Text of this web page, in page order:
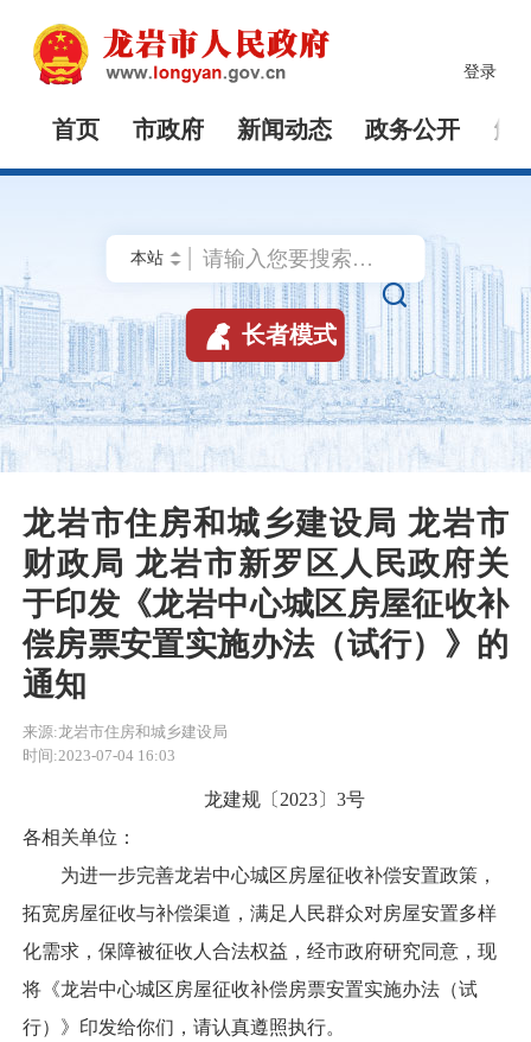
登录
首页 市政府 新闻动态 政务公开 解

 长者模式
龙岩市住房和城乡建设局 龙岩市
财政局 龙岩市新罗区人民政府关
于印发《龙岩中心城区房屋征收补
偿房票安置实施办法（试行）》的
通知
来源:龙岩市住房和城乡建设局
时间:2023-07-04 16:03
龙建规〔2023〕3号
各相关单位：
为进一步完善龙岩中心城区房屋征收补偿安置政策，
拓宽房屋征收与补偿渠道，满足人民群众对房屋安置多样
化需求，保障被征收人合法权益，经市政府研究同意，现
将《龙岩中心城区房屋征收补偿房票安置实施办法（试
行）》印发给你们，请认真遵照执行。